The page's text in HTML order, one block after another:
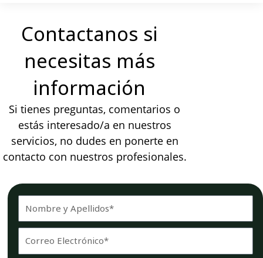
Contactanos si
necesitas más
información
Si tienes preguntas, comentarios o
estás interesado/a en nuestros
servicios, no dudes en ponerte en
contacto con nuestros profesionales.